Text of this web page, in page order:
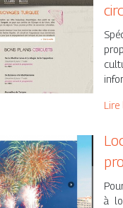
Lire
à